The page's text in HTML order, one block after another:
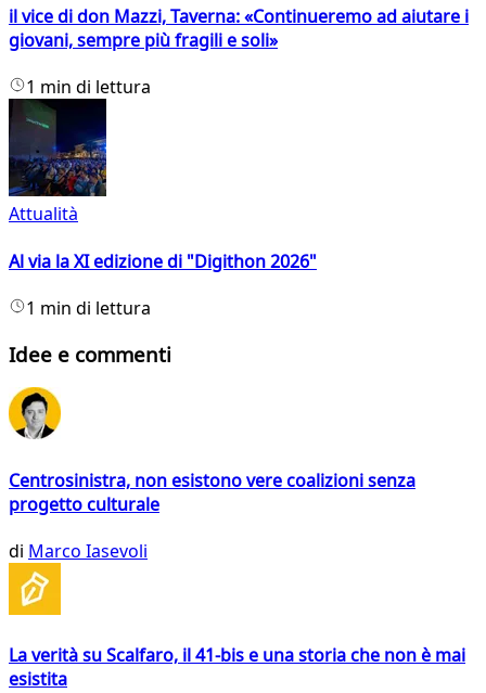
il vice di don Mazzi, Taverna: «Continueremo ad aiutare i
giovani, sempre più fragili e soli»
1 min di lettura
Attualità
Al via la XI edizione di "Digithon 2026"
1 min di lettura
Idee e commenti
Centrosinistra, non esistono vere coalizioni senza
progetto culturale
di Marco Iasevoli
La verità su Scalfaro, il 41-bis e una storia che non è mai
esistita